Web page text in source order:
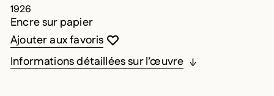
1926
Encre sur papier
Vous devez être connecté pour ajouter
Fermer la modale
Ouvrir la modale
Ajouter aux favoris
Informations détaillées sur l’œuvre